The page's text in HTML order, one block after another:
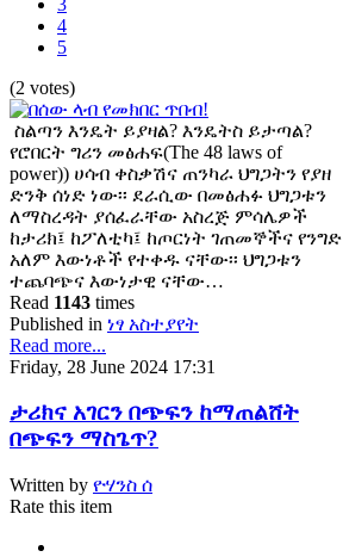
4
5
(2 votes)
ስልጣን እንዴት ይያዛል? እንዴትስ ይታጣል?
የሮበርት ግሪን መፅሐፍ(The 48 laws of
power)) ሀሳብ ቀስቃሽና ጠንካራ ህግጋትን የያዘ
ድንቅ ሰነድ ነው፡፡ ደራሲው በመፅሐፉ ህግጋቱን
ለማስረዳት ያሰፈራቸው አስረጅ ምሳሌዎች
ከታሪክ፤ ከፖለቲካ፤ ከጦርነት ገጠመኞችና የንግድ
አለም እውነቶች የተቀዱ ናቸው፡፡ ህግጋቱን
ተጨባጭና እውነታዊ ናቸው…
Read 1143 times
Published in ነፃ አስተያየት
Read more...
Friday, 28 June 2024 17:31
ታሪክና አገርን በጭፍን ከማጠልሸት
በጭፍን ማስጌጥ?
Written by ዮሃንስ ሰ
Rate this item